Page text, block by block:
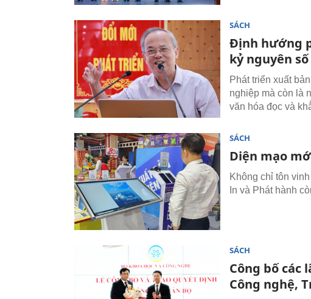
SÁCH
Định hướng
kỷ nguyên số
Phát triển xuất
nghiệp mà còn là
văn hóa đọc và
SÁCH
Diện mạo
Không chỉ tôn
In và Phát hành
SÁCH
Công bố các
Công nghệ,